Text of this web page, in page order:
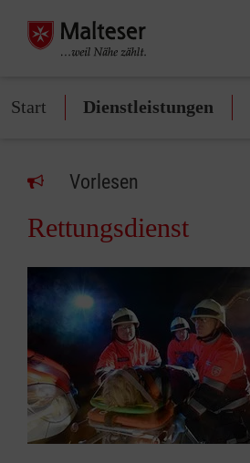
Start Dienstleistungen
Vorlesen
Rettungsdienst